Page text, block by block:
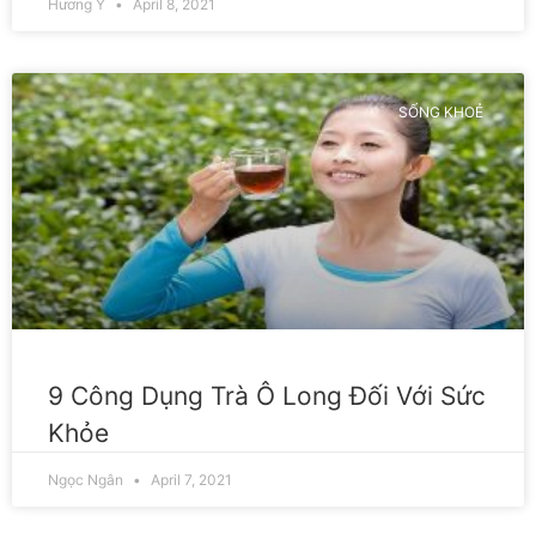
Hương Ý April 8, 2021
SỐNG KHOẺ
9 Công Dụng Trà Ô Long Đối Với Sức
Khỏe
Ngọc Ngân April 7, 2021